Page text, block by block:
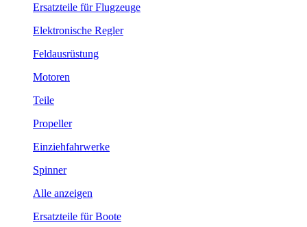
Ersatzteile für Flugzeuge
Elektronische Regler
Feldausrüstung
Motoren
Teile
Propeller
Einziehfahrwerke
Spinner
Alle anzeigen
Ersatzteile für Boote